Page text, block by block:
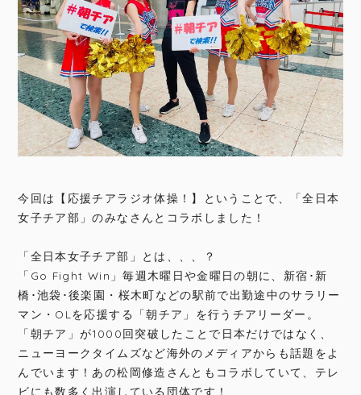
今回は【応援チアラジオ体操！】ということで、「全日本
女子チア部」のみなさんとコラボしました！
「全日本女子チア部」とは、、、？
「Go Fight Win」毎週木曜日や金曜日の朝に、新宿･新
橋･池袋･後楽園・桜木町などの駅前で出勤途中のサラリー
マン・OLを応援する「朝チア」を行うチアリーダー。
「朝チア」が1000回突破したことで日本だけではなく、
ニューヨークタイムズなど海外のメディアからも話題をよ
んでいます！あの松岡修造さんともコラボしていて、テレ
ビにも数多く出演している団体です！